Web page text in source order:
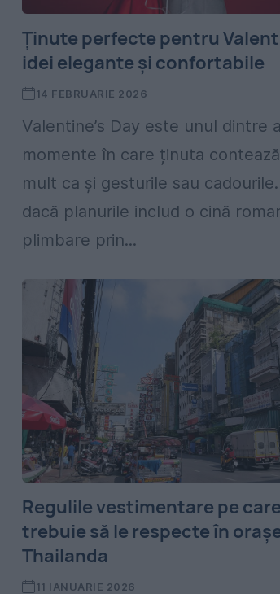
Ținute perfecte pentru
idei elegante și confortabile
14 FEBRUARIE 2026
Valentine’s Day este unul dintre
momente în care ținuta
mult ca și gesturile sau
dacă planurile includ o cină
plimbare prin...
Regulile vestimentare pe
trebuie să le respecte în
Thailanda
11 IANUARIE 2026